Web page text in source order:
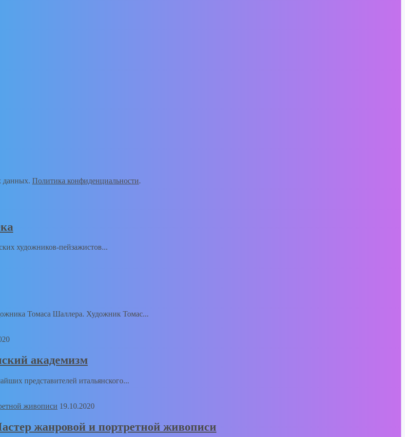
данных. Политика конфиденциальности.
художников-пейзажистов...
Томаса Шаллера. Художник Томас...
академизм
представителей итальянского...
19.10.2020
жанровой и портретной живописи